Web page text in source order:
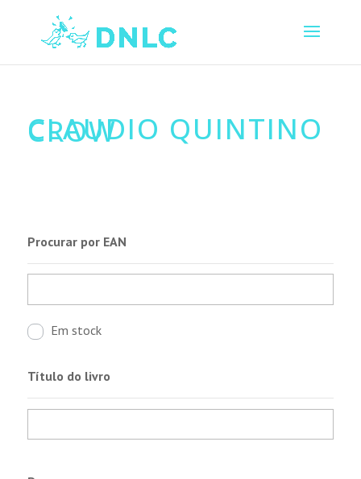
CLAUDIO QUINTINO
CROW
Procurar por EAN
Em stock
Título do livro